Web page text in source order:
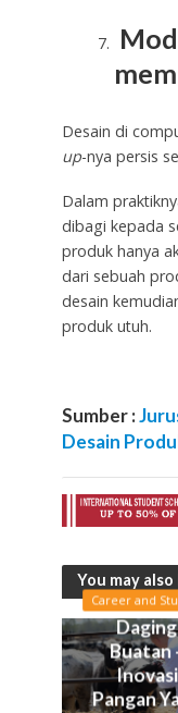
Desain di
up-nya persis
Dalam
dibagi kepada
produk hanya
dari sebuah
desain
produk utuh.
Sumber :
Desain
You may also
Career and
Daging
Buatan
Inovasi
Pangan